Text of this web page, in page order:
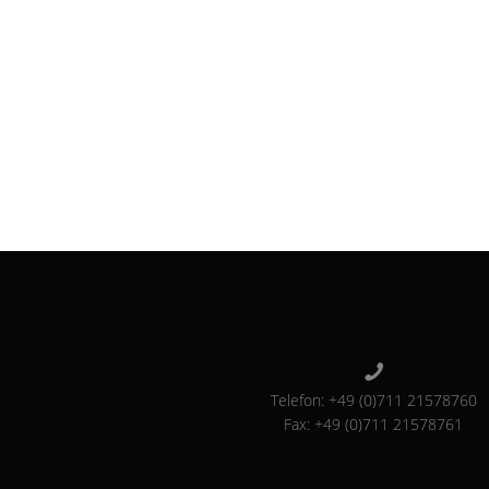
Telefon: +49 (0)711 21578760
Fax: +49 (0)711 21578761